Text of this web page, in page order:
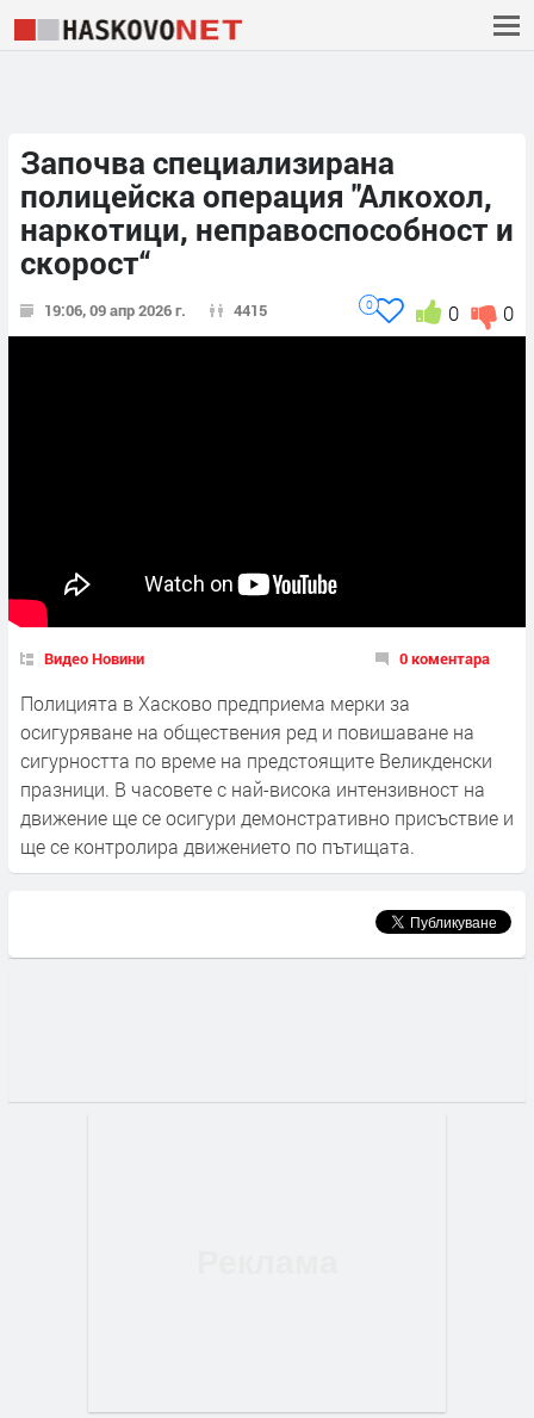
Започва специализирана
полицейска операция "Алкохол,
наркотици, неправоспособност и
скорост“
19:06, 09 апр 2026 г. 4415 0
0
0
Видео Новини 0 коментара
Полицията в Хасково предприема мерки за
осигуряване на обществения ред и повишаване на
сигурността по време на предстоящите Великденски
празници. В часовете с най-висока интензивност на
движение ще се осигури демонстративно присъствие и
ще се контролира движението по пътищата.